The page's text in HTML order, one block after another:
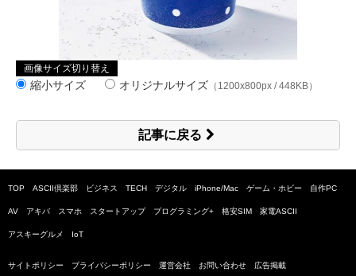
画像サイズ切り替え
縮小サイズ オリジナルサイズ （1200x800px / 448KB）
記事に戻る
TOP ASCII倶楽部 ビジネス TECH デジタル iPhone/Mac ゲーム・ホビー 自作PC
AV アキバ スマホ スタートアップ プログラミング+ 格安SIM 家電ASCII
アスキーグルメ IoT
サイトポリシー プライバシーポリシー 運営会社 お問い合わせ 広告掲載